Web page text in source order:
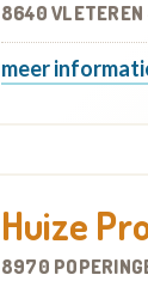
8640 VLETEREN
meer
Huize
8970